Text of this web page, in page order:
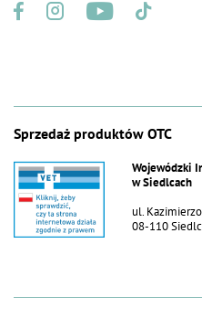
Sprzedaż produktów OTC
Wojewódzki
w Siedlcach
ul.
08-110